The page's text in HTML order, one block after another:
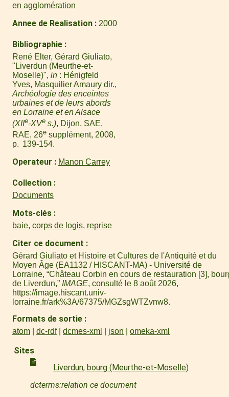
en agglomération
Annee de Realisation 2000
Bibliographie
René Elter, Gérard Giuliato,
"Liverdun (Meurthe-et-
Moselle)", in : Hénigfeld
Yves, Masquilier Amaury dir.,
Archéologie des enceintes
urbaines et de leurs abords
en Lorraine et en Alsace
(XIIe-XVe s.), Dijon, SAE,
RAE, 26e supplément, 2008,
p. 139-154.
Operateur Manon Carrey
Collection
Documents
Mots-clés
baie, corps de logis, reprise
Citer ce document
Gérard Giuliato et Histoire et Cultures de l'Antiquité et du
Moyen Âge (EA1132 / HISCANT-MA) - Université de
Lorraine, “Château Corbin en cours de restauration [3],
de Liverdun,” IMAGE, consulté le 8 août 2026,
https://image.hiscant.univ-
lorraine.fr/ark%3A/67375/MGZsgWTZvnw8.
Formats de sortie
atom dc-rdf dcmes-xml json omeka-xml
Sites
Liverdun, bourg (Meurthe-et-Moselle)
dcterms:relation ce document